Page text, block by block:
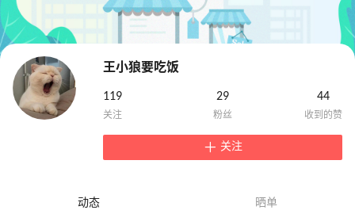
王小狼要吃饭
119 29 44
关注
动态 晒单